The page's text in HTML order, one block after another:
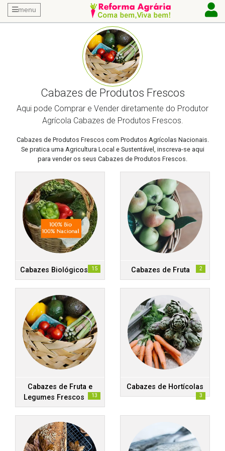
menu
Cabazes de Produtos Frescos
Aqui pode Comprar e Vender diretamente do Produtor
Agrícola Cabazes de Produtos Frescos.
Cabazes de Produtos Frescos com Produtos Agrícolas Nacionais.
Se pratica uma Agricultura Local e Sustentável, inscreva-se aqui
para vender os seus Cabazes de Produtos Frescos.
Cabazes Biológicos 15 Cabazes de Fruta 2
Cabazes de Fruta e
Legumes Frescos
13
Cabazes de Hortícolas
3